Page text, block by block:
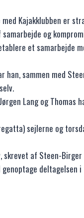
Kajakklubben er
og
et samarbejde
han, sammen med
Lang og
sejlerne og
af Steen-